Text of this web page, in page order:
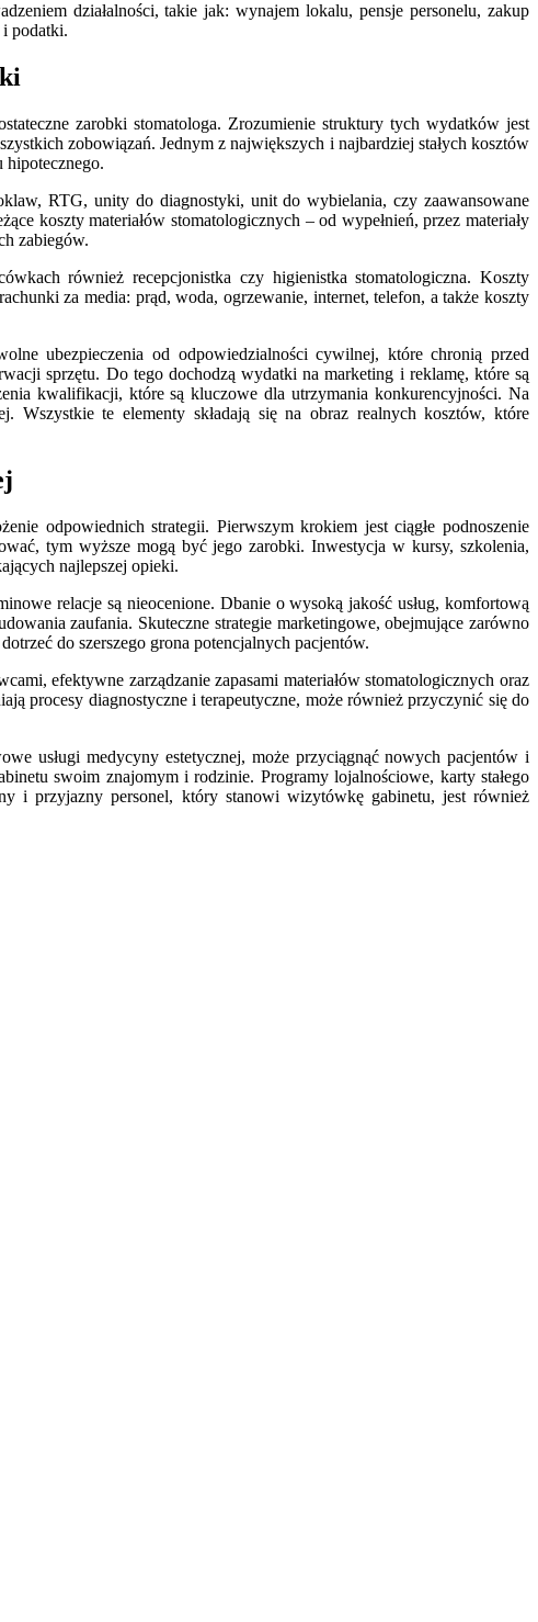
działalności, takie jak: wynajem lokalu, pensje personelu, zakup
i podatki.
zarobki stomatologa. Zrozumienie struktury tych wydatków jest
zobowiązań. Jednym z największych i najbardziej stałych kosztów
RTG, unity do diagnostyki, unit do wybielania, czy zaawansowane
koszty materiałów stomatologicznych – od wypełnień, przez materiały
zabiegów.
również recepcjonistka czy higienistka stomatologiczna. Koszty
za media: prąd, woda, ogrzewanie, internet, telefon, a także koszty
ubezpieczenia od odpowiedzialności cywilnej, które chronią przed
sprzętu. Do tego dochodzą wydatki na marketing i reklamę, które są
kwalifikacji, które są kluczowe dla utrzymania konkurencyjności. Na
Wszystkie te elementy składają się na obraz realnych kosztów, które
odpowiednich strategii. Pierwszym krokiem jest ciągłe podnoszenie
tym wyższe mogą być jego zarobki. Inwestycja w kursy, szkolenia,
najlepszej opieki.
relacje są nieocenione. Dbanie o wysoką jakość usług, komfortową
zaufania. Skuteczne strategie marketingowe, obejmujące zarówno
do szerszego grona potencjalnych pacjentów.
efektywne zarządzanie zapasami materiałów stomatologicznych oraz
procesy diagnostyczne i terapeutyczne, może również przyczynić się do
usługi medycyny estetycznej, może przyciągnąć nowych pacjentów i
swoim znajomym i rodzinie. Programy lojalnościowe, karty stałego
i przyjazny personel, który stanowi wizytówkę gabinetu, jest również